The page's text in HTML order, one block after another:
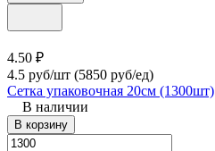
4.50 ₽
4.5 руб/шт (5850 руб/eд)
Сетка упаковочная 20см (1300шт)
В наличии
В корзину